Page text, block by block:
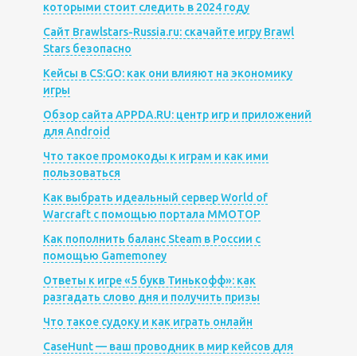
которыми стоит следить в 2024 году
Сайт Brawlstars-Russia.ru: скачайте игру Brawl
Stars безопасно
Кейсы в CS:GO: как они влияют на экономику
игры
Обзор сайта APPDA.RU: центр игр и приложений
для Android
Что такое промокоды к играм и как ими
пользоваться
Как выбрать идеальный сервер World of
Warcraft с помощью портала MMOTOP
Как пополнить баланс Steam в России с
помощью Gamemoney
Ответы к игре «5 букв Тинькофф»: как
разгадать слово дня и получить призы
Что такое судоку и как играть онлайн
CaseHunt — ваш проводник в мир кейсов для